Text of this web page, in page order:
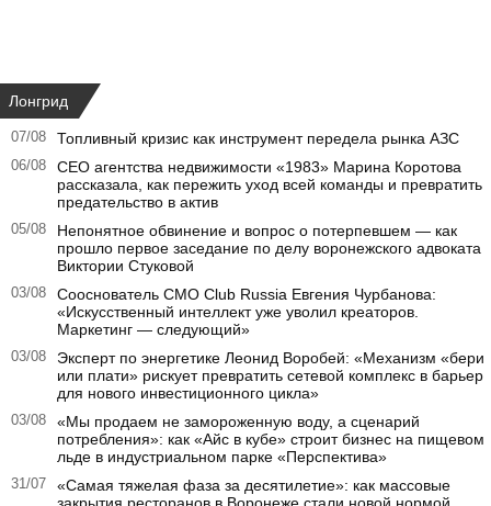
Лонгрид
07/08 Топливный кризис как инструмент передела рынка АЗС
06/08
CEO агентства недвижимости «1983» Марина Коротова
рассказала, как пережить уход всей команды и превратить
предательство в актив
05/08
Непонятное обвинение и вопрос о потерпевшем — как
прошло первое заседание по делу воронежского адвоката
Виктории Стуковой
03/08
Сооснователь CMO Club Russia Евгения Чурбанова:
«Искусственный интеллект уже уволил креаторов.
Маркетинг — следующий»
03/08
Эксперт по энергетике Леонид Воробей: «Механизм «бери
или плати» рискует превратить сетевой комплекс в барьер
для нового инвестиционного цикла»
03/08
«Мы продаем не замороженную воду, а сценарий
потребления»: как «Айс в кубе» строит бизнес на пищевом
льде в индустриальном парке «Перспектива»
31/07
«Самая тяжелая фаза за десятилетие»: как массовые